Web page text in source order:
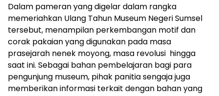
Dalam pameran yang digelar dalam rangka
memeriahkan Ulang Tahun Museum Negeri Sumsel
tersebut, menampilan perkembangan motif dan
corak pakaian yang digunakan pada masa
prasejarah nenek moyong, masa revolusi hingga
saat ini. Sebagai bahan pembelajaran bagi para
pengunjung museum, pihak panitia sengaja juga
memberikan informasi terkait dengan bahan yang